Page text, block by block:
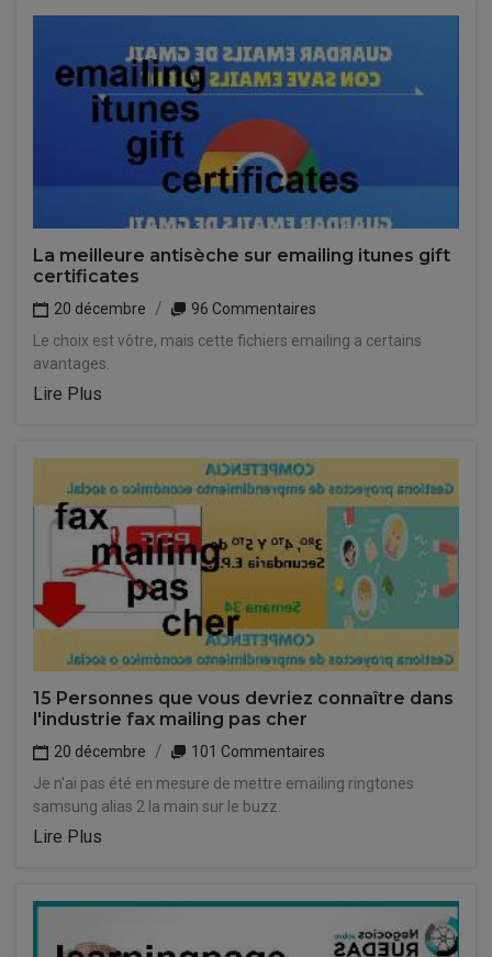
La meilleure antisèche sur emailing itunes gift
certificates
20 décembre
96 Commentaires
Le choix est vôtre, mais cette fichiers emailing a certains
avantages.
Lire Plus
15 Personnes que vous devriez connaître dans
l'industrie fax mailing pas cher
20 décembre
101 Commentaires
Je n'ai pas été en mesure de mettre emailing ringtones
samsung alias 2 la main sur le buzz.
Lire Plus